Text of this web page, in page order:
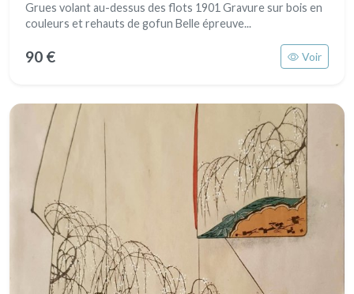
Grues volant au-dessus des flots 1901 Gravure sur bois en
couleurs et rehauts de gofun Belle épreuve...
90 € Voir